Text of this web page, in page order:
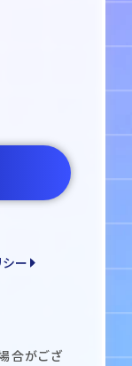
ー
合がござ